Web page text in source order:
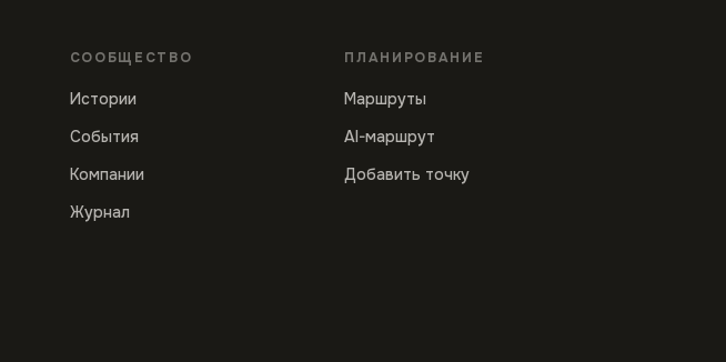
СООБЩЕСТВО
Истории
События
Компании
Журнал
ПЛАНИРОВАНИЕ
Маршруты
AI-маршрут
Добавить точку